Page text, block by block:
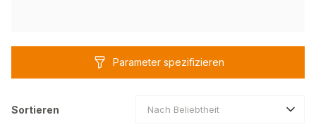
Parameter spezifizieren
Sortieren Nach Beliebtheit